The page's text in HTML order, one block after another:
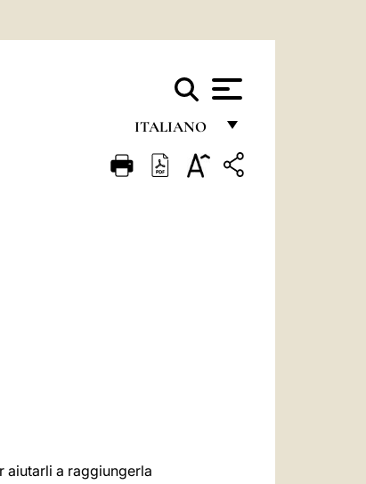
ITALIANO
FRANÇAIS
LATINE
aiutarli a raggiungerla